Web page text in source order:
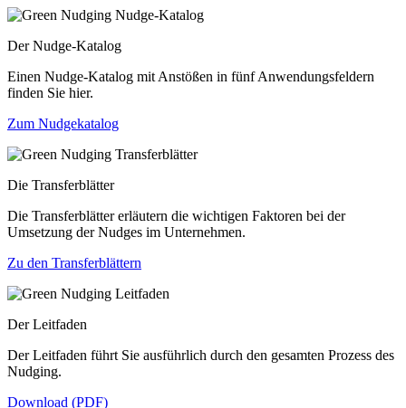
Der Nudge-Katalog
Einen Nudge-Katalog mit Anstößen in fünf Anwendungsfeldern
finden Sie hier.
Zum Nudgekatalog
Die Transferblätter
Die Transferblätter erläutern die wichtigen Faktoren bei der
Umsetzung der Nudges im Unternehmen.
Zu den Transferblättern
Der Leitfaden
Der Leitfaden führt Sie ausführlich durch den gesamten Prozess des
Nudging.
Download (PDF)